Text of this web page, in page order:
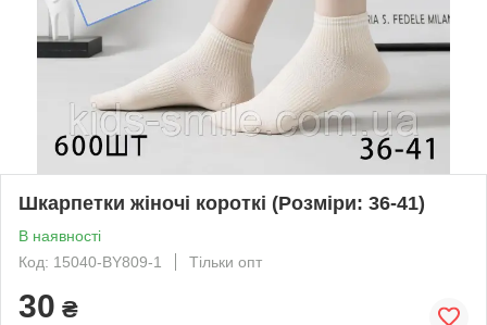
Шкарпетки жіночі короткі (Розміри: 36-41)
В наявності
Код: 15040-BY809-1
Тільки опт
30 ₴